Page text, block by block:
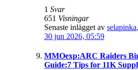
1 Svar
651 Visningar
Senaste inlägget av selapinka,
30 jun 2026, 05:59
MMOexp:ARC Raiders
Guide:7 Tips for 11K